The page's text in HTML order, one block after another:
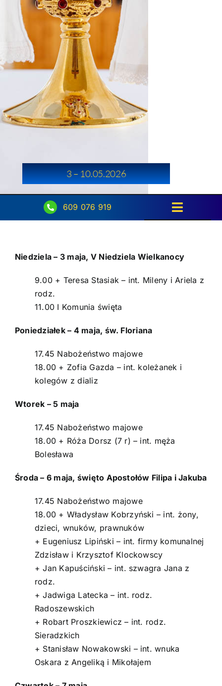
3 – 10.05.2026
609 076 919
Toggle
Intencje
Kontakt
POMOC DUCHOWA
Niedziela – 3 maja, V Niedziela Wielkanocy
9.00 + Teresa Stasiak – int. Mileny i Ariela z
rodz.
11.00 I Komunia święta
Poniedziałek – 4 maja, św. Floriana
17.45 Nabożeństwo majowe
18.00 + Zofia Gazda – int. koleżanek i
kolegów z dializ
Wtorek – 5 maja
17.45 Nabożeństwo majowe
18.00 + Róża Dorsz (7 r) – int. męża
Bolesława
Środa – 6 maja, święto Apostołów Filipa i Jakuba
17.45 Nabożeństwo majowe
18.00 + Władysław Kobrzyński – int. żony,
dzieci, wnuków, prawnuków
+ Eugeniusz Lipiński – int. firmy komunalnej
Zdzisław i Krzysztof Klockowscy
+ Jan Kapuściński – int. szwagra Jana z
rodz.
+ Jadwiga Latecka – int. rodz.
Radoszewskich
+ Robart Proszkiewicz – int. rodz.
Sieradzkich
+ Stanisław Nowakowski – int. wnuka
Oskara z Angeliką i Mikołajem